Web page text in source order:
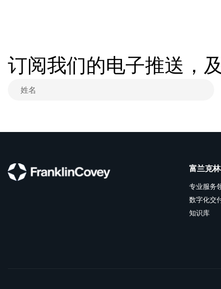
订阅我们的电子推送，
富兰克
专业服务
数字化交
知识库